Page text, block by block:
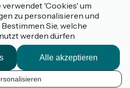
France Vélo Tourisme
verwendet 'Cookies' um
zu personalisieren und
Sie, welche
werden dürfen
Alle akzeptieren